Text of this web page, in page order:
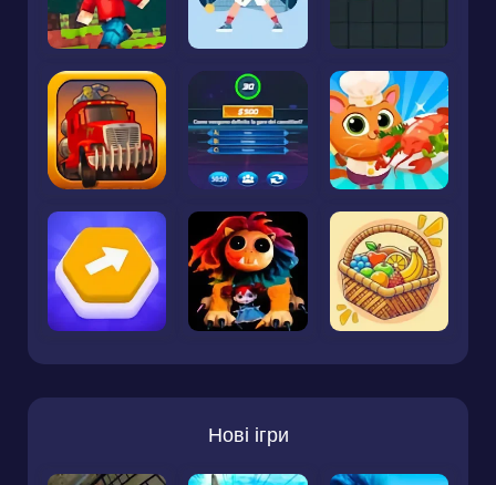
Нові ігри